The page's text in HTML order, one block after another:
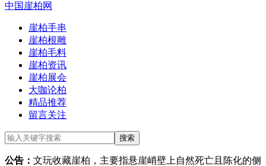
中国崖柏网
崖柏手串
崖柏根雕
崖柏毛料
崖柏资讯
崖柏展会
大咖论柏
精品推荐
留言关注
公告： 文玩收藏崖柏，主要指悬崖峭壁上自然死亡且陈化的侧